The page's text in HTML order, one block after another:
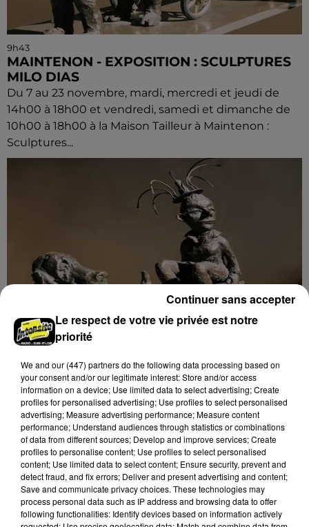
9h43
MAINTENON - EXPOSITION : SCULPTURES
MILO DIAS
Du 7 au 23 novembre, mardi, mercredi et jeudi de
14h00 à 18h00 et vendredi, samedi et dimanche de
10h00 à 18h00 à la Maison Tailleur à Maintenon :
Sculptures...
9h43
MAINTENON - EXPOSITION : SCULPTURES
MILO DIAS
Du 7 au 23 novembre, mardi, mercredi et jeudi de
14h00 à 18h00 et vendredi, samedi et dimanche de
10h00 à 18h00 à la Maison Tailleur à Maintenon :
Sculptures...
Le respect de votre vie privée est notre
priorité
We and our (447) partnersdo the following data processing based on
your consent and/or our legitimate interest: Store and/or access
information on a device; Use limited data to select advertising; Create
profiles for personalised advertising; Use profiles to select personalised
advertising; Measure advertising performance; Measure content
performance; Understand audiences through statistics or combinations
of data from different sources; Develop and improve services; Create
profiles to personalise content; Use profiles to select personalised
content; Use limited data to select content; Ensure security, prevent and
detect fraud, and fix errors; Deliver and present advertising and content;
Save and communicate privacy choices. These technologies may
process personal data such as IP address and browsing data to offer
following functionalities: Identify devices based on information actively
Continuer sans accepter